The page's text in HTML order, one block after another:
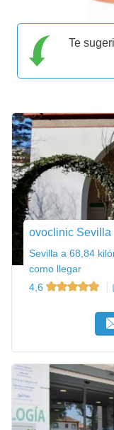
Te
ovoclinic Sevilla
Sevilla a 68,84
como llegar
4,6